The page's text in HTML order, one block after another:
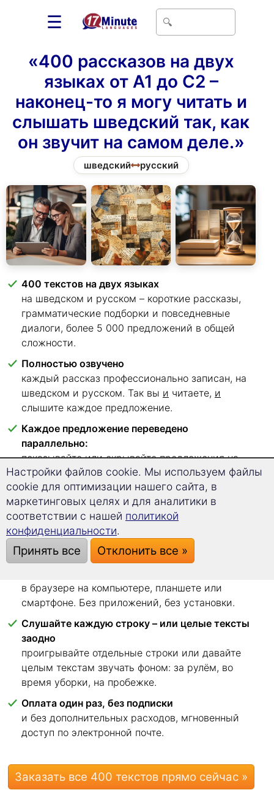
☰
«400 рассказов на двух
языках от A1 до C2 –
наконец-то я могу читать и
слышать шведский так, как
он звучит на самом деле.»
шведский русский
400 текстов на двух языках
на шведском и русском – короткие рассказы,
грамматические подборки и повседневные
диалоги, более 5 000 предложений в общей
сложности.
Полностью озвучено
каждый рассказ профессионально записан, на
шведском и русском. Так вы и читаете, и
слышите каждое предложение.
Каждое предложение переведено
параллельно:
показывайте или скрывайте предложения на
шведском или на русском, либо открывайте
перевод только при нажатии.
Шесть уровней владения языком, чётко
отсортированных
от A1 до C2 – вы сразу видите, с каких текстов
начать.
в браузере на компьютере, планшете или
смартфоне. Без приложений, без установки.
Слушайте каждую строку – или целые тексты
заодно
проигрывайте отдельные строки или давайте
целым текстам звучать фоном: за рулём, во
время уборки, на пробежке.
Оплата один раз, без подписки
и без дополнительных расходов, мгновенный
доступ по электронной почте.
Заказать все 400 текстов прямо сейчас »
Настройки файлов cookie. Мы используем файлы
cookie для оптимизации нашего сайта, в
маркетинговых целях и для аналитики в
соответствии с нашей политикой
конфиденциальности.
Принять все Отклонить все »